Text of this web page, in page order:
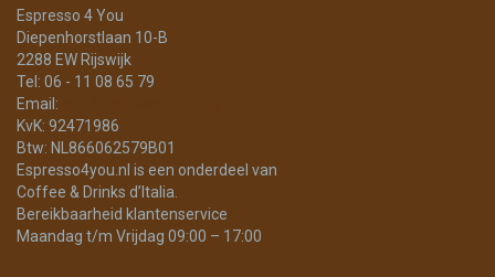
Espresso 4 You
Diepenhorstlaan 10-B
2288 EW Rijswijk
Tel: 06 - 11 08 65 79
Email:
KvK: 92471986
Btw: NL866062579B01
Espresso4you.nl is een onderdeel van
Coffee & Drinks d’Italia.
Bereikbaarheid klantenservice
Maandag t/m Vrijdag 09:00 – 17:00